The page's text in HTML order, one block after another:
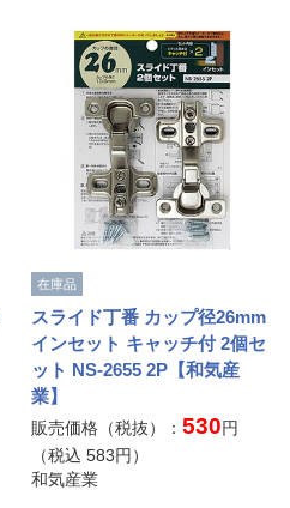
在庫品
スライド丁番 カップ径26mm
インセット キャッチ付 2個セ
ット NS-2655 2P【和気産
業】
販売価格（税抜）：530円
（税込583円）
和気産業